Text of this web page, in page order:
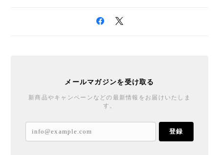
メールマガジンを受け取る
新商品やキャンペーンなどの最新情報をお届けいたしま
す。
登録